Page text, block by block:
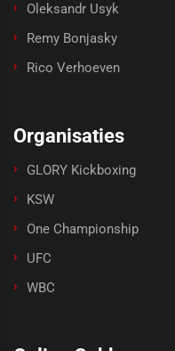
Oleksandr Usyk
Remy Bonjasky
Rico Verhoeven
Organisaties
GLORY Kickboxing
KSW
One Championship
UFC
WBC